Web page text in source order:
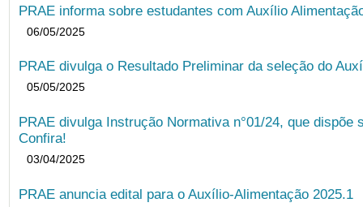
PRAE informa sobre estudantes com Auxílio
06/05/2025
PRAE divulga o Resultado Preliminar da seleção do
05/05/2025
PRAE divulga Instrução Normativa n°01/24, que
Confira!
03/04/2025
PRAE anuncia edital para o Auxílio-Alimentação 2025.1